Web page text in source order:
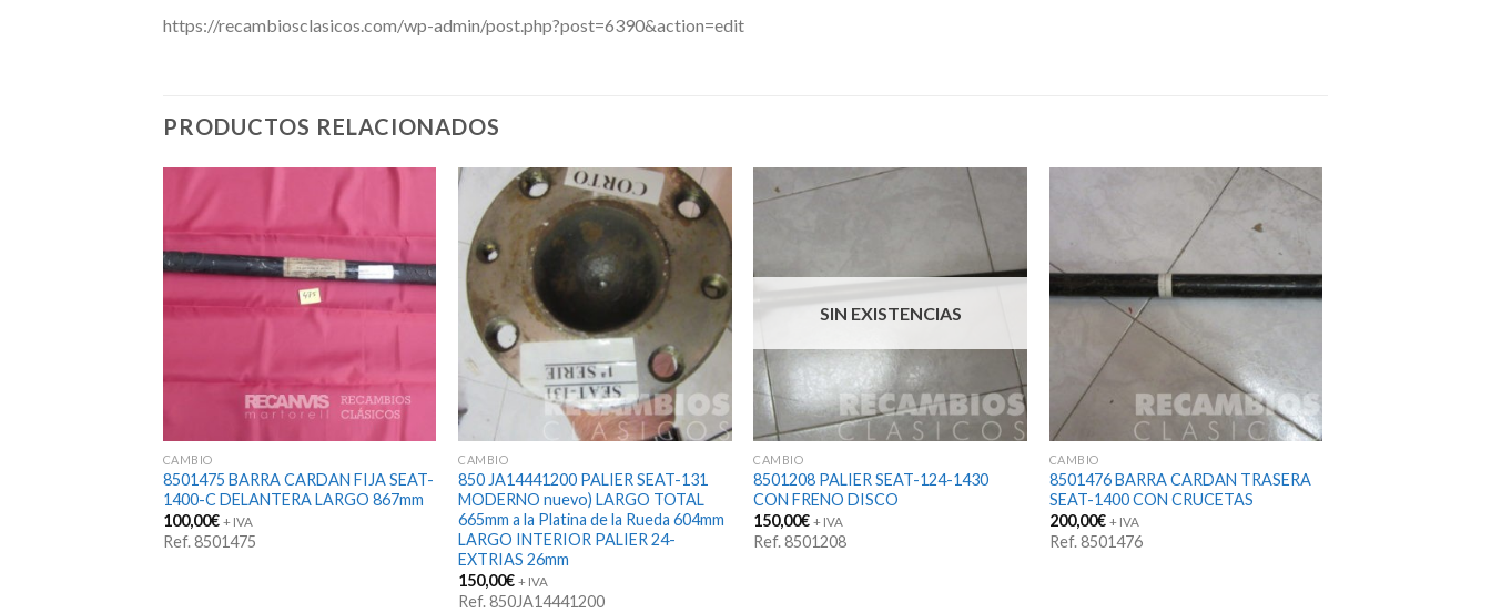
https://recambiosclasicos.com/wp-admin/post.php?post=6390&action=edit
PRODUCTOS RELACIONADOS
CAMBIO
8501475 BARRA CARDAN FIJA SEAT-
1400-C DELANTERA LARGO 867mm
100,00€ + IVA
Ref. 8501475
CAMBIO
850 JA14441200 PALIER SEAT-131
MODERNO nuevo) LARGO TOTAL
665mm a la Platina de la Rueda 604mm
LARGO INTERIOR PALIER 24-
EXTRIAS 26mm
150,00€ + IVA
Ref. 850JA14441200
SIN EXISTENCIAS
CAMBIO
8501208 PALIER SEAT-124-1430
CON FRENO DISCO
150,00€ + IVA
Ref. 8501208
CAMBIO
8501476 BARRA CARDAN TRASERA
SEAT-1400 CON CRUCETAS
200,00€ + IVA
Ref. 8501476